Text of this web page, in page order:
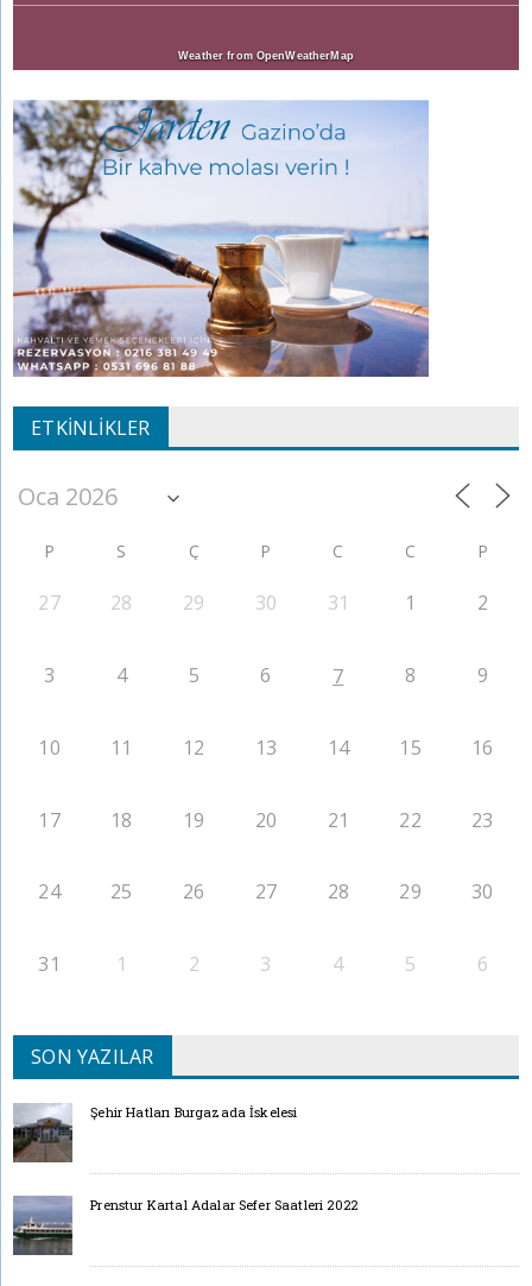
Weather from OpenWeatherMap
ETKINLIKLER
P S Ç P C C P
27 28 29 30 31 1 2
3 4 5 6 7 8 9
10 11 12 13 14 15 16
17 18 19 20 21 22 23
24 25 26 27 28 29 30
31 1 2 3 4 5 6
SON YAZILAR
Şehir Hatları Burgazada İskelesi
Prenstur Kartal Adalar Sefer Saatleri 2022